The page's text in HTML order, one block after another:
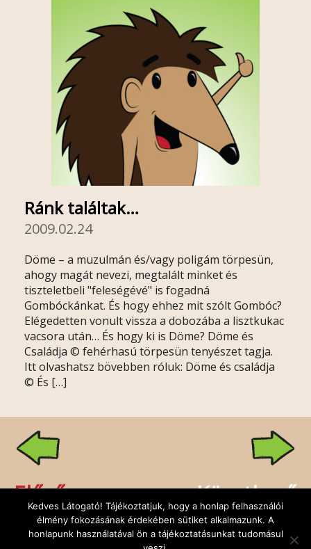
Ránk találtak…
2009.02.24
Döme – a muzulmán és/vagy poligám törpesün,
ahogy magát nevezi, megtalált minket és
tiszteletbeli "feleségévé" is fogadná
Gombóckánkat. És hogy ehhez mit szólt Gombóc?
Elégedetten vonult vissza a dobozába a lisztkukac
vacsora után… És hogy ki is Döme? Döme és
Családja © fehérhasú törpesün tenyészet tagja.
Itt olvashatsz bövebben róluk: Döme és családja
© És […]
Előző Következő
Kedves Látogató! Tájékoztatjuk, hogy a honlap felhasználói
élmény fokozásának érdekében sütiket alkalmazunk. A
honlapunk használatával ön a tájékoztatásunkat tudomásul